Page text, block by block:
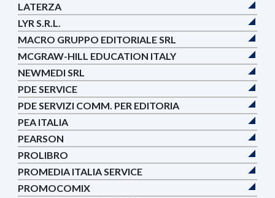
LATERZA
LYR S.R.L.
MACRO GRUPPO EDITORIALE SRL
MCGRAW-HILL EDUCATION ITALY
NEWMEDI SRL
PDE SERVICE
PDE SERVIZI COMM. PER EDITORIA
PEA ITALIA
PEARSON
PROLIBRO
PROMEDIA ITALIA SERVICE
PROMOCOMIX